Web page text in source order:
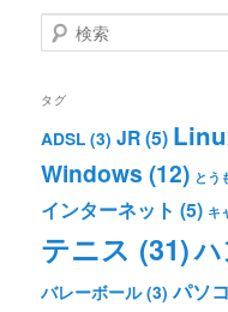
検
索
タグ
ADSL (3) JR(5)
Windows (12) とう
インターネット (5) キ
テニス (31)
バレーボール(3) パソ